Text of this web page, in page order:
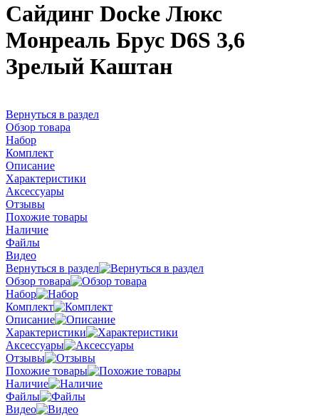
Сайдинг Docke Люкс
Монреаль Брус D6S 3,6
Зрелый Каштан
Вернуться в раздел
Обзор товара
Набор
Комплект
Описание
Характеристики
Аксессуары
Отзывы
Похожие товары
Наличие
Файлы
Видео
Вернуться в раздел
Обзор товара
Набор
Комплект
Описание
Характеристики
Аксессуары
Отзывы
Похожие товары
Наличие
Файлы
Видео